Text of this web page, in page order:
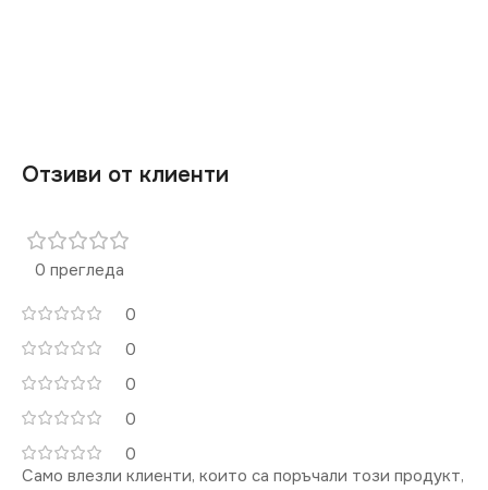
Отзиви от клиенти
0 прегледа
0
0
0
0
0
Само влезли клиенти, които са поръчали този продукт,